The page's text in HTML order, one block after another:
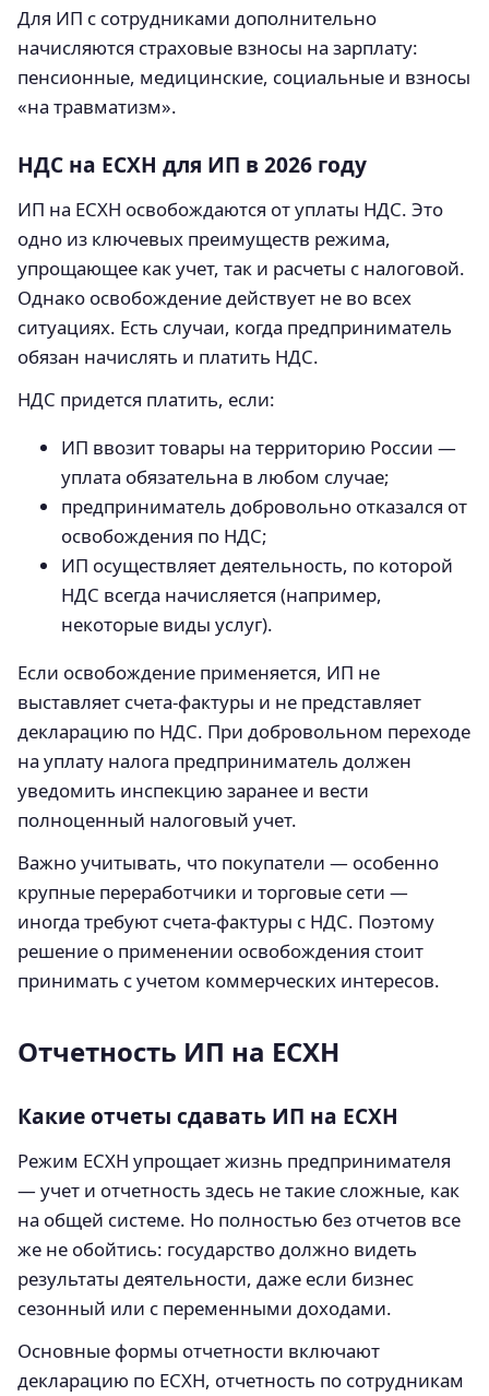
Для ИП с сотрудниками дополнительно
начисляются страховые взносы на зарплату:
пенсионные, медицинские, социальные и взносы
«на травматизм».
НДС на ЕСХН для ИП в 2026 году
ИП на ЕСХН освобождаются от уплаты НДС. Это
одно из ключевых преимуществ режима,
упрощающее как учет, так и расчеты с налоговой.
Однако освобождение действует не во всех
ситуациях. Есть случаи, когда предприниматель
обязан начислять и платить НДС.
НДС придется платить, если:
ИП ввозит товары на территорию России —
уплата обязательна в любом случае;
предприниматель добровольно отказался от
освобождения по НДС;
ИП осуществляет деятельность, по которой
НДС всегда начисляется (например,
некоторые виды услуг).
Если освобождение применяется, ИП не
выставляет счета-фактуры и не представляет
декларацию по НДС. При добровольном переходе
на уплату налога предприниматель должен
уведомить инспекцию заранее и вести
полноценный налоговый учет.
Важно учитывать, что покупатели — особенно
крупные переработчики и торговые сети —
иногда требуют счета-фактуры с НДС. Поэтому
решение о применении освобождения стоит
принимать с учетом коммерческих интересов.
Отчетность ИП на ЕСХН
Какие отчеты сдавать ИП на ЕСХН
Режим ЕСХН упрощает жизнь предпринимателя
— учет и отчетность здесь не такие сложные, как
на общей системе. Но полностью без отчетов все
же не обойтись: государство должно видеть
результаты деятельности, даже если бизнес
сезонный или с переменными доходами.
Основные формы отчетности включают
декларацию по ЕСХН, отчетность по сотрудникам